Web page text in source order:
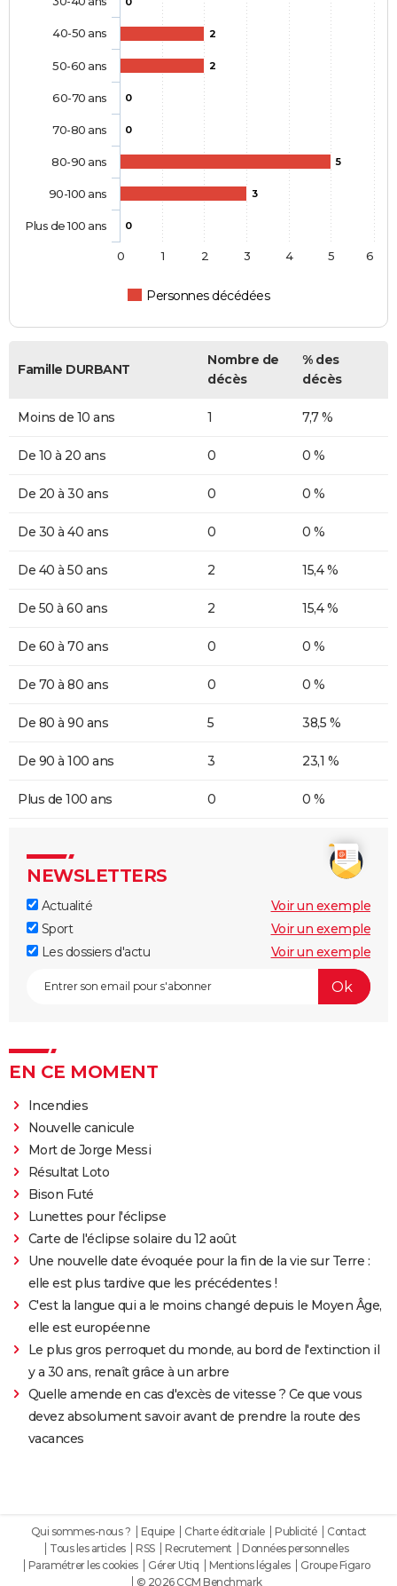
2
2
0
0
5
3
0
Personnes décédées
40-50 ans
50-60 ans
60-70 ans
70-80 ans
80-90 ans
90-100 ans
Plus de 100 ans
0 1 2 3 4 5 6
Famille DURBANT
Nombre de
décès
% des
décès
Moins de 10 ans 1 7,7 %
De 10 à 20 ans 0 0 %
De 20 à 30 ans 0 0 %
De 30 à 40 ans 0 0 %
De 40 à 50 ans 2 15,4 %
De 50 à 60 ans 2 15,4 %
De 60 à 70 ans 0 0 %
De 70 à 80 ans 0 0 %
De 80 à 90 ans 5 38,5 %
De 90 à 100 ans 3 23,1 %
Plus de 100 ans 0 0 %
NEWSLETTERS
Actualité
Voir un exemple
Sport
Voir un exemple
Les dossiers d'actu
Voir un exemple
EN CE MOMENT
Incendies
Nouvelle canicule
Mort de Jorge Messi
Résultat Loto
Bison Futé
Lunettes pour l'éclipse
Carte de l'éclipse solaire du 12 août
Une nouvelle date évoquée pour la fin de la vie sur Terre :
elle est plus tardive que les précédentes !
C'est la langue qui a le moins changé depuis le Moyen Âge,
elle est européenne
Le plus gros perroquet du monde, au bord de l'extinction il
y a 30 ans, renaît grâce à un arbre
Quelle amende en cas d'excès de vitesse ? Ce que vous
devez absolument savoir avant de prendre la route des
vacances
Qui sommes-nous ? Equipe Charte éditoriale Publicité
Contact
Tous les articles
RSS Recrutement
Données personnelles
Paramétrer les cookies
Gérer Utiq Mentions légales
Groupe Figaro
© 2026 CCM Benchmark